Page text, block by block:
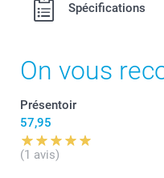
Spécifications
On vous
Présentoir
57,95
(1 avis)